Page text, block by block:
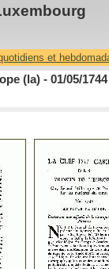
et
(la) - 01/05/1744